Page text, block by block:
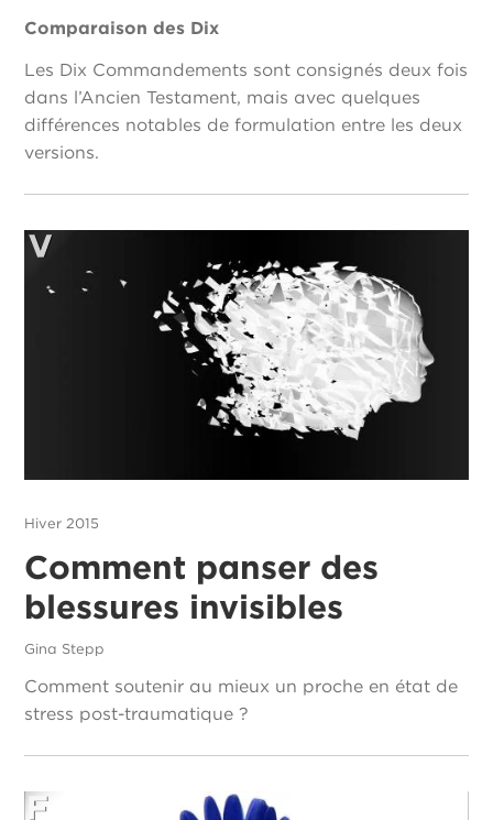
Comparaison des Dix
Les Dix Commandements sont consignés deux fois
dans l’Ancien Testament, mais avec quelques
différences notables de formulation entre les deux
versions.
Hiver 2015
Comment panser des
blessures invisibles
Gina Stepp
Comment soutenir au mieux un proche en état de
stress post-traumatique ?